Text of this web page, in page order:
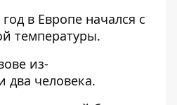
в Европе начался с
температуры.
из-
два человека.